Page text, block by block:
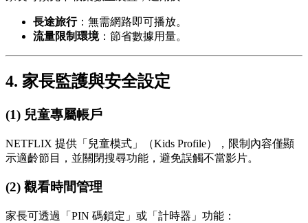
長途旅行：無需網路即可播放。
流量限制環境：節省數據用量。
4. 家長監護與安全設定
(1) 兒童專屬帳戶
NETFLIX 提供「兒童模式」（Kids Profile），限制內容僅顯
示適齡節目，並關閉搜尋功能，避免誤觸不當影片。
(2) 觀看時間管理
家長可透過「PIN 碼鎖定」或「計時器」功能：